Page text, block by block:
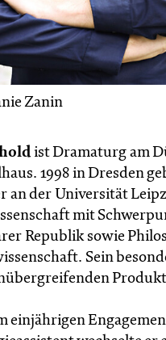
Zanin
ist Dramaturg am
1998 in Dresden
an der Universität
mit
Republik sowie
Sein
einjährigen